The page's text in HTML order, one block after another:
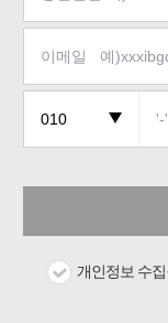
개인정보 수집